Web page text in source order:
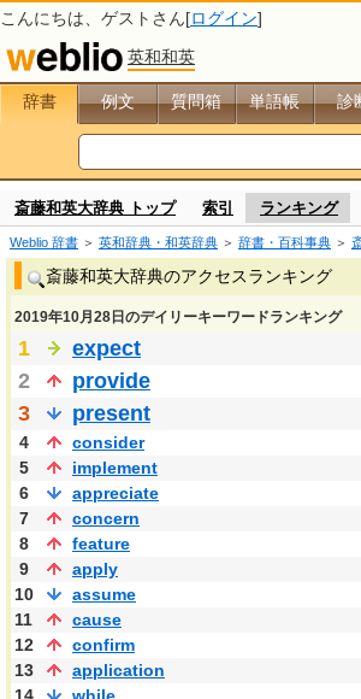
こんにちは、 ゲスト さん[ログイン]
英和和英
辞書 例文 質問箱 単語帳 診
斎藤和英大辞典 トップ 索引 ランキング
Weblio 辞書 ＞ 英和辞典・和英辞典 ＞ 辞書・百科事典 ＞
斎藤和英大辞典のアクセスランキング
2019年10月28日のデイリーキーワードランキング
1
expect
2
provide
3
present
4
consider
5
implement
6
appreciate
7
concern
8
feature
9
apply
10
assume
11
cause
12
confirm
13
application